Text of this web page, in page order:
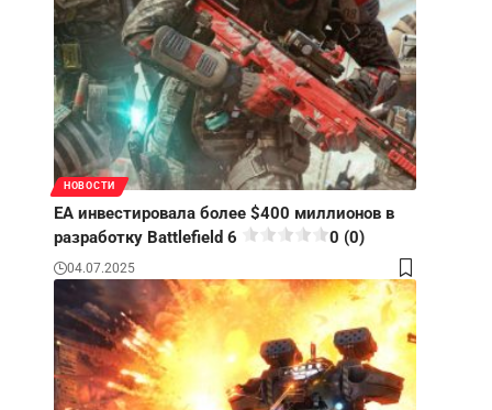
НОВОСТИ
EA инвестировала более $400 миллионов в
разработку Battlefield 6
0 (0)
04.07.2025